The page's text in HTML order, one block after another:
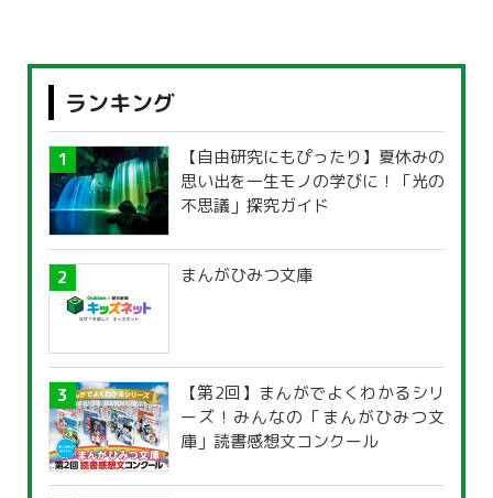
ランキング
【自由研究にもぴったり】夏休みの
思い出を一生モノの学びに！「光の
不思議」探究ガイド
まんがひみつ文庫
【第2回】まんがでよくわかるシリ
ーズ！みんなの「まんがひみつ文
庫」読書感想文コンクール